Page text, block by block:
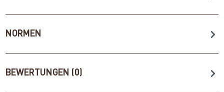
NORMEN
BEWERTUNGEN (0)